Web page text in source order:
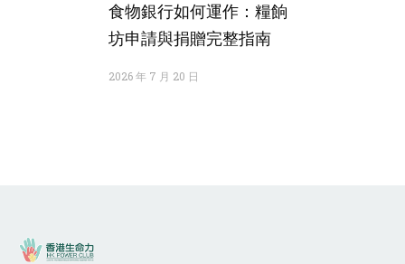
食物銀行如何運作：糧餉
坊申請與捐贈完整指南
2026 年 7 月 20 日